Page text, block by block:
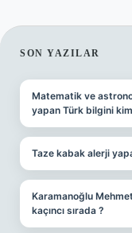
SON YAZILAR
Matematik ve
yapan Türk bilgini
Taze kabak alerji
Karamanoğlu
kaçıncı sırada ?